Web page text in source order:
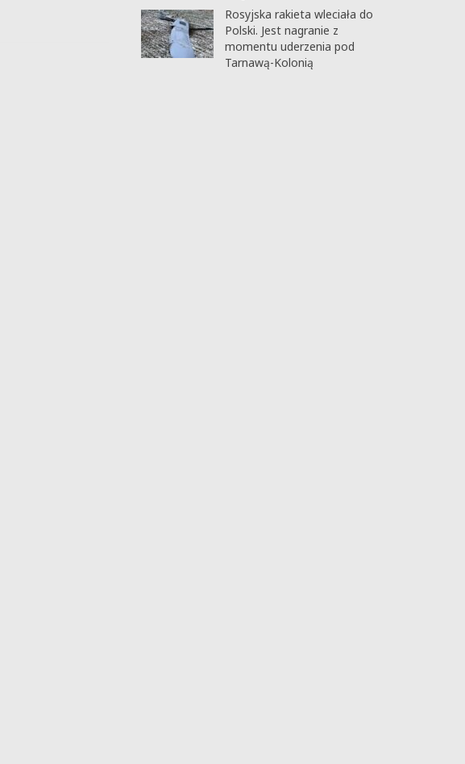
Rosyjska rakieta wleciała do
Polski. Jest nagranie z
momentu uderzenia pod
Tarnawą-Kolonią